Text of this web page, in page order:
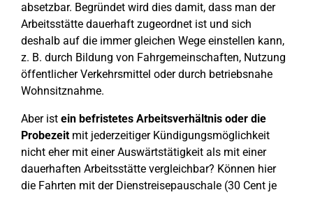
absetzbar. Begründet wird dies damit, dass man der
Arbeitsstätte dauerhaft zugeordnet ist und sich
deshalb auf die immer gleichen Wege einstellen kann,
z. B. durch Bildung von Fahrgemeinschaften, Nutzung
öffentlicher Verkehrsmittel oder durch betriebsnahe
Wohnsitznahme.
Aber ist ein befristetes Arbeitsverhältnis oder die
Probezeitmit jederzeitiger Kündigungsmöglichkeit
nicht eher mit einer Auswärtstätigkeit als mit einer
dauerhaften Arbeitsstätte vergleichbar? Können hier
die Fahrten mit der Dienstreisepauschale (30 Cent je